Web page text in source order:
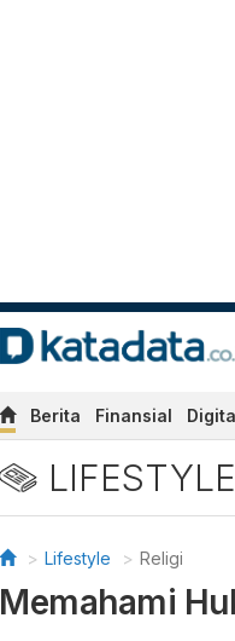
Berita Finansial
LIFESTYLE
Lifestyle Religi
Memahami